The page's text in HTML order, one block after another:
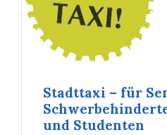
Stadttaxi – für
und Studenten